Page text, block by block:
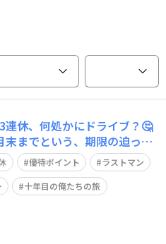
までという、期限の迫った
へ 初日は「映画
、お供します🙂 年末に映画
組がTV放映され 術中にハ
優待ポイント
ラストマン
十年目の俺たちの旅